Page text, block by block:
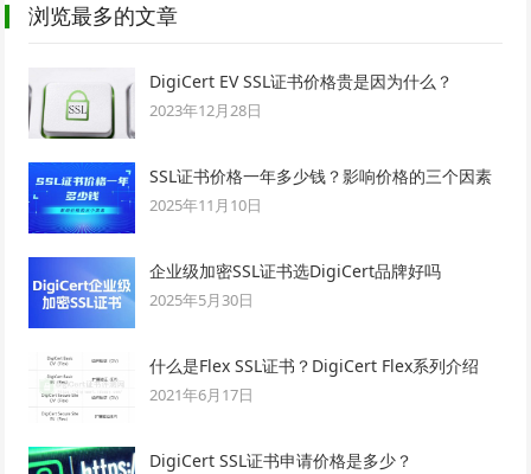
浏览最多的文章
DigiCert EV SSL证书价格贵是因为什么？
2023年12月28日
SSL证书价格一年多少钱？影响价格的三个因素
2025年11月10日
企业级加密SSL证书选DigiCert品牌好吗
2025年5月30日
什么是Flex SSL证书？DigiCert Flex系列介绍
2021年6月17日
DigiCert SSL证书申请价格是多少？